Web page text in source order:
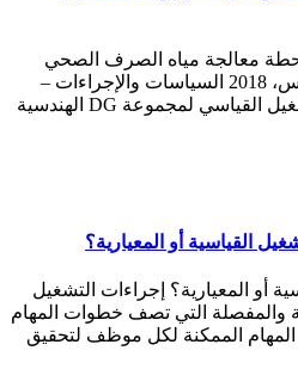
معالجة مياه الصرف الصحي
بضغط الهواء (بلاور) 27 أغسطس، 2018 السياسات والإجراءات –
الهندسة والصيانة – إجراء التشغيل القياسي لمجموعة DG الهندسية
القياسية أو المعيارية؟
أو المعيارية؟ إجراءات التشغيل
والمفصلة التي تصف خطوات المهام
المهام الممكنة لكل موظف لتحقيق